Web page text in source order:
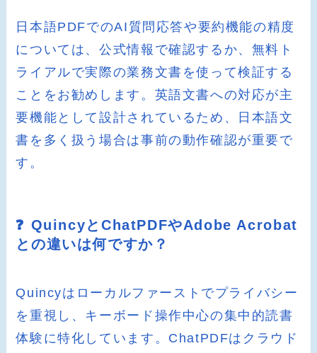
日本語PDFでのAI質問応答や要約機能の精度
については、公式情報で確認するか、無料ト
ライアルで実際の業務文書を使って検証する
ことをお勧めします。英語文書への対応が主
要機能として設計されているため、日本語文
書を多く扱う場合は事前の動作確認が重要で
す。
❓ QuincyとChatPDFやAdobe Acrobat
との違いは何ですか？
Quincyはローカルファーストでプライバシー
を重視し、キーボード操作中心の集中的読書
体験に特化しています。ChatPDFはクラウド